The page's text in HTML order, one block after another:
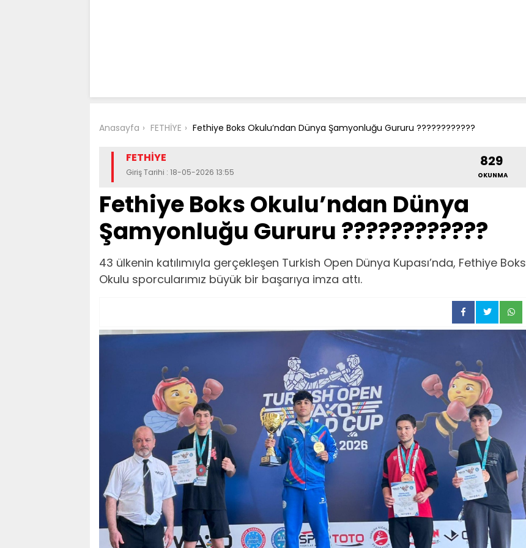
Anasayfa FETHİYE Fethiye Boks Okulu’ndan Dünya Şamyonluğu Gururu ????????????
FETHİYE
Giriş Tarihi : 18-05-2026 13:55
829
OKUNMA
Fethiye Boks Okulu’ndan Dünya
Şamyonluğu Gururu ????????????
43 ülkenin katılımıyla gerçekleşen Turkish Open Dünya Kupası’nda, Fethiye Boks
Okulu sporcularımız büyük bir başarıya imza attı.